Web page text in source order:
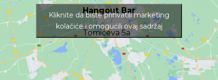
Hangout Bar
Tomićeva 5a
Kliknite da biste prihvatili marketing
kolačiće i omogućili ovaj sadržaj